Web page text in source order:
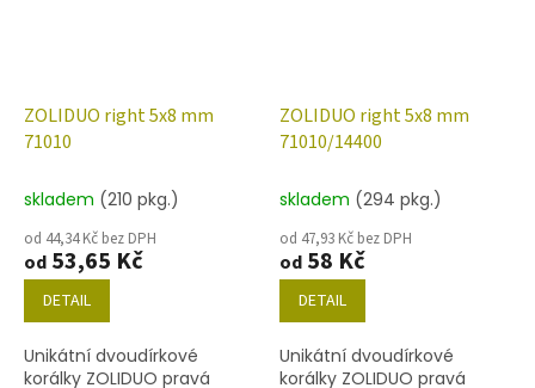
ZOLIDUO right 5x8 mm
71010
skladem (210 pkg.)
od 44,34 Kč bez DPH
od 53,65 Kč
DETAIL
Unikátní dvoudírkové
korálky ZOLIDUO pravá
ZOLIDUO right 5x8 mm
71010/14400
skladem (294 pkg.)
od 47,93 Kč bez DPH
od 58 Kč
DETAIL
Unikátní dvoudírkové
korálky ZOLIDUO pravá